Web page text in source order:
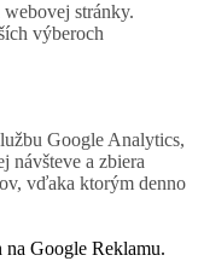
stránky.
výberoch
Google Analytics,
návšteve a zbiera
vďaka ktorým denno
na Google Reklamu.